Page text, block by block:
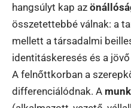
hangsúlyt kap az
összetettebbé válnak: a
mellett a társadalmi
identitáskeresés és a
A felnőttkorban a
differenciálódnak. A